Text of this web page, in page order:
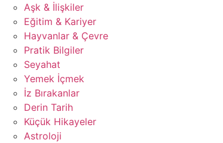
Aşk & İlişkiler
Eğitim & Kariyer
Hayvanlar & Çevre
Pratik Bilgiler
Seyahat
Yemek İçmek
İz Bırakanlar
Derin Tarih
Küçük Hikayeler
Astroloji